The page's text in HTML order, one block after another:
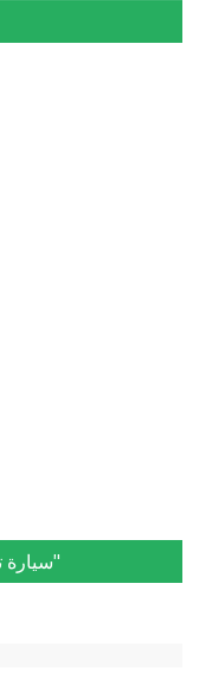
0 Response to "سيارة تويوتا يارس 2008"